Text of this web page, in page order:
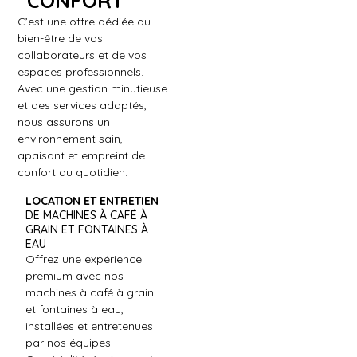
C’est une offre dédiée au
bien-être de vos
collaborateurs et de vos
espaces professionnels.
Avec une gestion minutieuse
et des services adaptés,
nous assurons un
environnement sain,
apaisant et empreint de
confort au quotidien.
LOCATION ET ENTRETIEN
DE MACHINES À CAFÉ À
GRAIN ET FONTAINES À
EAU
Offrez une expérience
premium avec nos
machines à café à grain
et fontaines à eau,
installées et entretenues
par nos équipes.